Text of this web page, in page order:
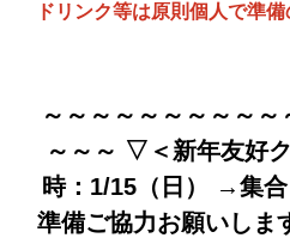
ドリンク等は原則個人で準
～～～～～～～～～
～～～ ▽＜新年友好
時：1/15（日） →集
準備ご協力お願いしま